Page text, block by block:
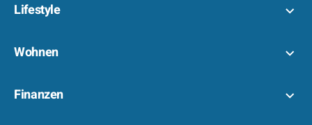
Lifestyle
Wohnen
Finanzen